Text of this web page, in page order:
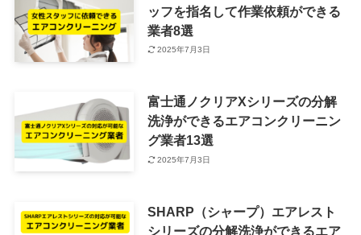
ッフを指名して作業依頼ができる
業者8選
2025年7月3日
富士通ノクリアXシリーズの分解
洗浄ができるエアコンクリーニン
グ業者13選
2025年7月3日
SHARP（シャープ）エアレスト
シリーズの分解洗浄ができるエア